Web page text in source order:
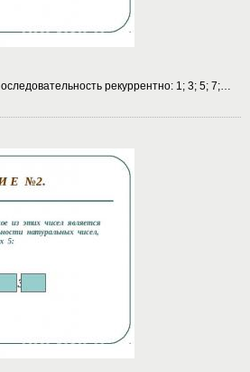
рекуррентно: 1; 3; 5; 7;…